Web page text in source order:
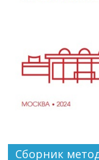
Сборник